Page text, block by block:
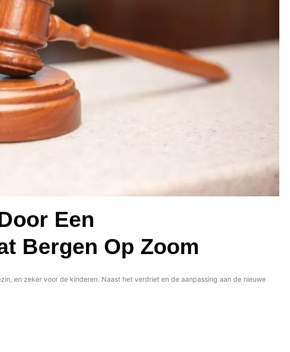
Een
Bergen Op Zoom
en zeker voor de kinderen. Naast het verdriet en de aanpassing aan de nieuwe